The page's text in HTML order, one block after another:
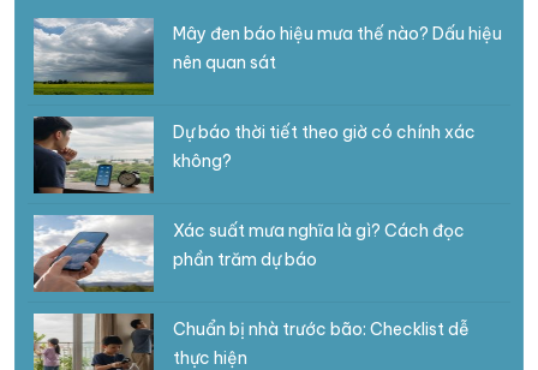
Mây đen báo hiệu mưa thế nào? Dấu hiệu
nên quan sát
Dự báo thời tiết theo giờ có chính xác
không?
Xác suất mưa nghĩa là gì? Cách đọc
phần trăm dự báo
Chuẩn bị nhà trước bão: Checklist dễ
thực hiện